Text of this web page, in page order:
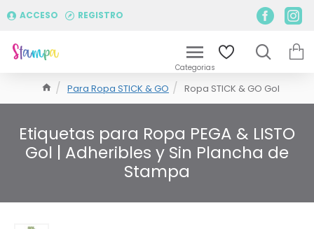
ACCESO REGISTRO
Para Ropa STICK & GO Ropa STICK & GO Gol
Etiquetas para Ropa PEGA & LISTO
Gol | Adheribles y Sin Plancha de
Stampa